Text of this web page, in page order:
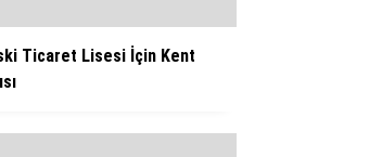
Ticaret Lisesi İçin Kent